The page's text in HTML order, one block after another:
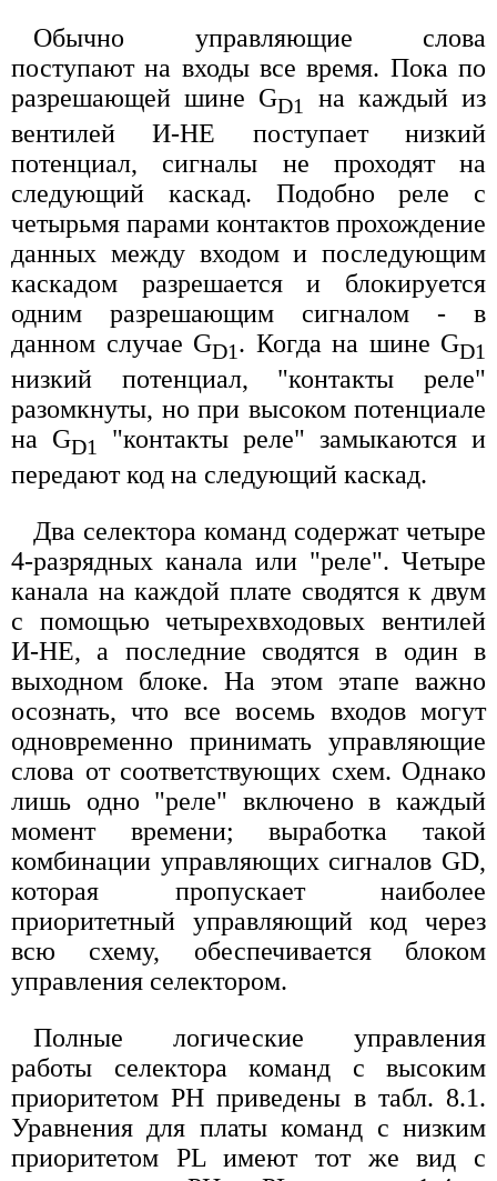
Обычно управляющие слова
поступают на входы все время. Пока по
разрешающей шине GD1
на каждый из
вентилей И-НЕ поступает низкий
потенциал, сигналы не проходят на
следующий каскад. Подобно реле с
четырьмя парами контактов прохождение
данных между входом и последующим
каскадом разрешается и блокируется
одним разрешающим сигналом - в
данном случае GD1. Когда на шине GD1
низкий потенциал, "контакты реле"
разомкнуты, но при высоком потенциале
на GD1
"контакты реле" замыкаются и
передают код на следующий каскад.
Два селектора команд содержат четыре
4-разрядных канала или "реле". Четыре
канала на каждой плате сводятся к двум
с помощью четырехвходовых вентилей
И-НЕ, а последние сводятся в один в
выходном блоке. На этом этапе важно
осознать, что все восемь входов могут
одновременно принимать управляющие
слова от соответствующих схем. Однако
лишь одно "реле" включено в каждый
момент времени; выработка такой
комбинации управляющих сигналов GD,
которая пропускает наиболее
приоритетный управляющий код через
всю схему, обеспечивается блоком
управления селектором.
Полные логические управления
работы селектора команд с высоким
приоритетом РН приведены в табл. 8.1.
Уравнения для платы команд с низким
приоритетом PL имеют тот же вид с